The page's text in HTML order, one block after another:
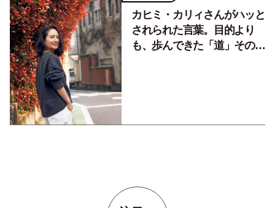
カヒミ・カリィさんがハッと
されられた言葉。目的より
も、歩んできた「道」そのも